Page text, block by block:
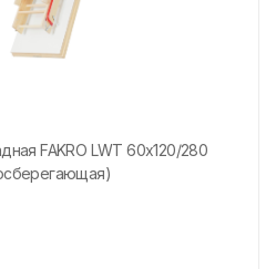
FAKRO LWT 60х120/280